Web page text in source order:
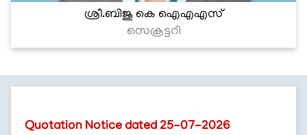
ശ്രീ.ബിജു കെ ഐഎഎസ്
സെക്രട്ടറി
Quotation Notice dated 25-07-2026